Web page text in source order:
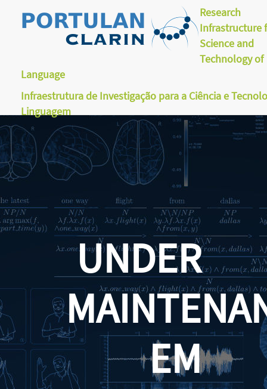
Research
Infrastructure
Science and
Technology of
Language
Infraestrutura de Investigação para a Ciência e
Linguagem
UNDER
EM